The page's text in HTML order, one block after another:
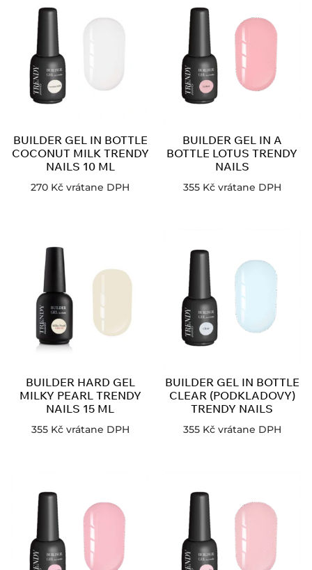
BUILDER GEL IN BOTTLE
COCONUT MILK TRENDY
NAILS 10 ML
270 Kč vrátane DPH
BUILDER GEL IN A
BOTTLE LOTUS TRENDY
NAILS
355 Kč vrátane DPH
BUILDER HARD GEL
MILKY PEARL TRENDY
NAILS 15 ML
355 Kč vrátane DPH
BUILDER GEL IN BOTTLE
CLEAR (PODKLADOVY)
TRENDY NAILS
355 Kč vrátane DPH